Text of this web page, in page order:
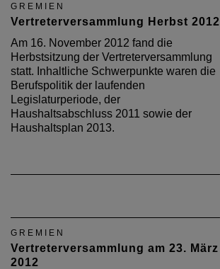
GREMIEN
Vertreterversammlung Herbst 2012
Am 16. November 2012 fand die
Herbstsitzung der Vertreterversammlung
statt. Inhaltliche Schwerpunkte waren die
Berufspolitik der laufenden
Legislaturperiode, der
Haushaltsabschluss 2011 sowie der
Haushaltsplan 2013.
GREMIEN
Vertreterversammlung am 23. März
2012